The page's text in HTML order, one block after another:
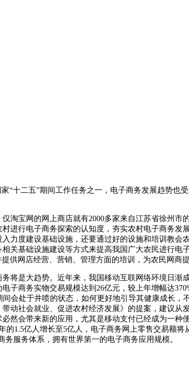
“十二五”期间工作任务之一，电子商务发展趋势也
淘宝网的网上商店就有2000多家来自江苏省徐州
进行电子商务探索的认知度，夯实农村电子商务
力度建设基础设施，还要通过好的设施和培训教会
关基础设施建设等方式来提高我国广大农民进行电
供网店经营、营销、管理方面的培训，为农民网商
将是大趋势。近年来，我国移动互联网络环境日渐
子商务实物交易规模达到26亿元，较上年增幅达
会处于井喷的状态，如何更好地引导其健康成长
动社会就业、促进农村经济发展》的提案，建议
然会带来新的应用，尤其是移动支付已经成为一种
1.5亿人增长至5亿人，电子商务网上零售交易额
服务体系，拥有世界第一的电子商务应用规模。